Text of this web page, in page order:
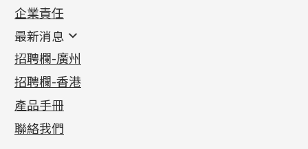
珠仔鏈
镶口链
管狀網鏈
十字車花鏈系列
十字閃O鏈系列
十字錘打鏈系列
側身車花鏈系列
側身鏈系列
首飾配件
耳環類配件
卷迫系列
螺絲迫系列
梅花迫系列
平臺迫系列
綫拍系列
美拍系列
鏈類配件
動感車花吊墜
調節珠系列
生圈扣系列
龍蝦扣系列
鴨俐制系列
其他類配件
珠盤系列
袖口鈕系列
焊片及鐳射綫
空心車花管
珠類配件
無孔光身珠
空心光身珠
無孔批花珠
鑲口類
四爪頭系列
六爪頭系列
車花片
動感車花片
鑲口戒指
鑲口手鏈系列
首飾系列
手镯系列
戒指系列
空心耳環
空心车花管首饰链
空心手鐲系列
貴金屬原料
千足金
記憶金屬系列
記憶戒指
拉簧珠珠手鏈
記憶鈦手鐲
企業責任
最新消息
最新消息
各項證書(2)
相片集(9)
展覽會資訊
最新產品資訊
招聘欄-廣州
招聘欄-香港
產品手冊
聯絡我們